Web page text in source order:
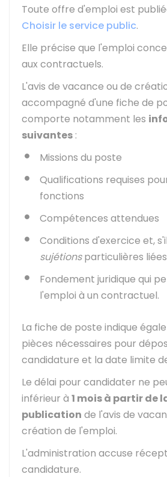
Toute offre d'emploi est
Choisir le service public.
Elle précise que l'emploi
aux contractuels.
L'avis de vacance ou de
accompagné d'une fiche de
comporte notamment les
suivantes :
Missions du poste
Qualifications requises
fonctions
Compétences attendues
Conditions d'exercice et,
sujétionsparticulières
Fondement juridique qui
l'emploi à un contractuel.
La fiche de poste indique
pièces nécessaires pour
candidature et la date limite
Le délai pour candidater ne
inférieur à 1 mois à partir de
publication de l'avis de
création de l'emploi.
L'administration accuse
candidature.